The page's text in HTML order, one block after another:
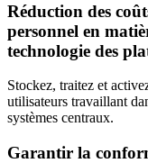
Réduction des
personnel en
technologie des
Stockez, traitez et
utilisateurs travaillant
systèmes centraux.
Garantir la